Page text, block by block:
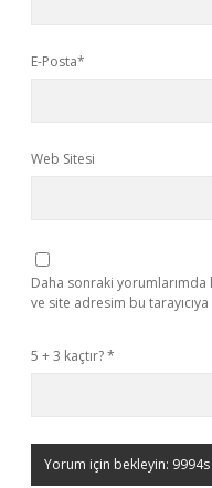
E-Posta*
Web Sitesi
Daha sonraki yorumlarımda
ve site adresim bu
5 + 3 kaçtır?*